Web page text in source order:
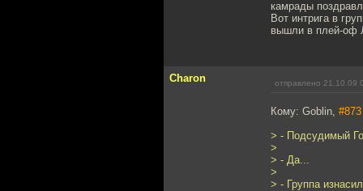
камрады
Вот интрига в
вышли в плей-оф
Charon отправлено 21.10.09
Кому: Goblin, #873
> - Подсудимый
>
> - Да...
>
> - Группа